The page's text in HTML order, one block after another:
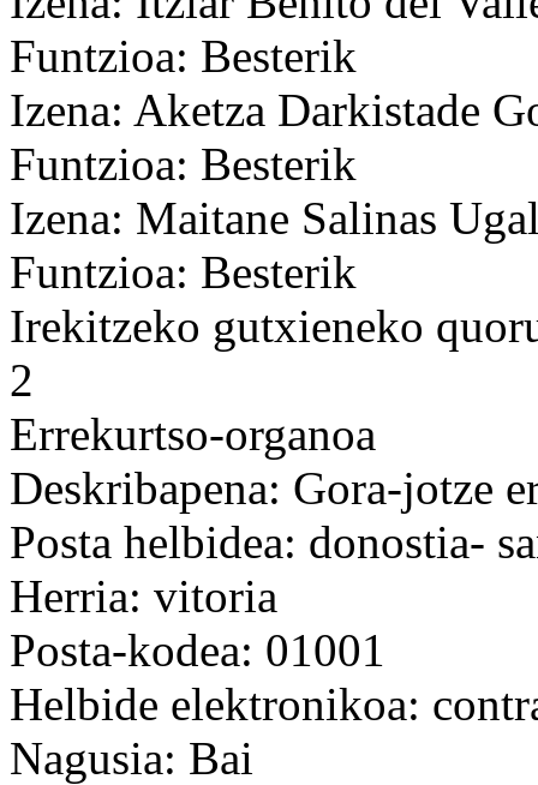
Funtzioa: Besterik
Izena: Aketza Darkistade
Funtzioa: Besterik
Izena: Maitane Salinas
Funtzioa: Besterik
Irekitzeko gutxieneko
2
Errekurtso-organoa
Deskribapena: Gora-jotze
Posta helbidea: donostia-
Herria: vitoria
Posta-kodea: 01001
Helbide elektronikoa:
Nagusia: Bai